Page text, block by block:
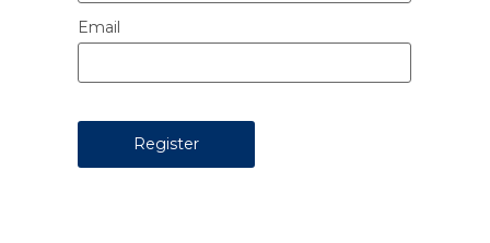
Email